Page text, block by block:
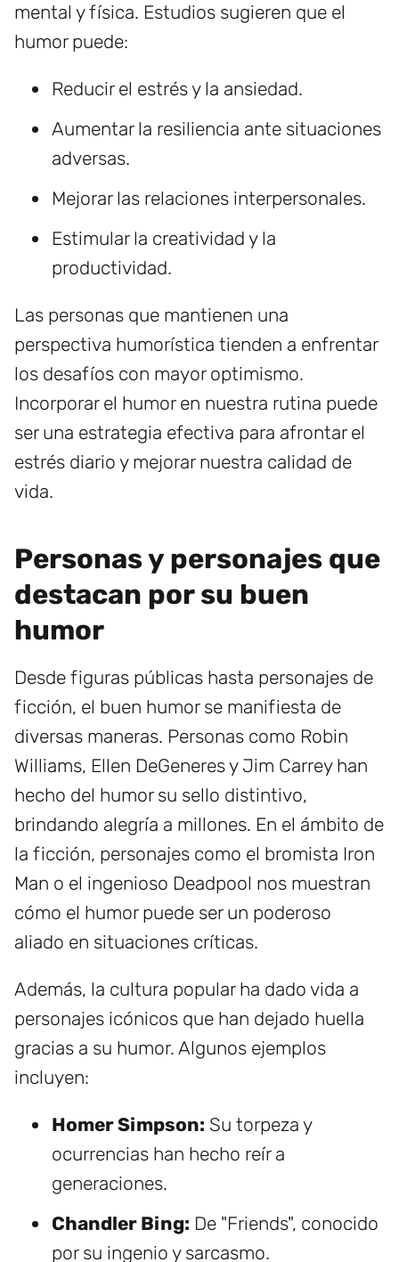
mental y física. Estudios sugieren que el
humor puede:
Reducir el estrés y la ansiedad.
Aumentar la resiliencia ante situaciones
adversas.
Mejorar las relaciones interpersonales.
Estimular la creatividad y la
productividad.
Las personas que mantienen una
perspectiva humorística tienden a enfrentar
los desafíos con mayor optimismo.
Incorporar el humor en nuestra rutina puede
ser una estrategia efectiva para afrontar el
estrés diario y mejorar nuestra calidad de
vida.
Personas y personajes que
destacan por su buen
humor
Desde figuras públicas hasta personajes de
ficción, el buen humor se manifiesta de
diversas maneras. Personas como Robin
Williams, Ellen DeGeneres y Jim Carrey han
hecho del humor su sello distintivo,
brindando alegría a millones. En el ámbito de
la ficción, personajes como el bromista Iron
Man o el ingenioso Deadpool nos muestran
cómo el humor puede ser un poderoso
aliado en situaciones críticas.
Además, la cultura popular ha dado vida a
personajes icónicos que han dejado huella
gracias a su humor. Algunos ejemplos
incluyen:
Homer Simpson: Su torpeza y
ocurrencias han hecho reír a
generaciones.
Chandler Bing: De "Friends", conocido
por su ingenio y sarcasmo.